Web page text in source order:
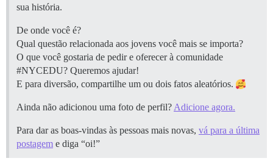
sua história.
De onde você é?
Qual questão relacionada aos jovens você mais se importa?
O que você gostaria de pedir e oferecer à comunidade
#NYCEDU? Queremos ajudar!
E para diversão, compartilhe um ou dois fatos aleatórios.
Ainda não adicionou uma foto de perfil? Adicione agora.
Para dar as boas-vindas às pessoas mais novas, vá para a última
postagem e diga “oi!”